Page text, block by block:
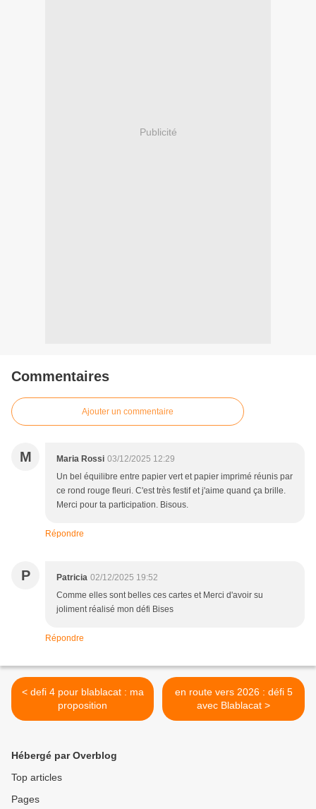
Publicité
Commentaires
Ajouter un commentaire
M Maria Rossi 03/12/2025 12:29
Un bel équilibre entre papier vert et papier imprimé réunis par
ce rond rouge fleuri. C'est très festif et j'aime quand ça brille.
Merci pour ta participation. Bisous.
Répondre
P Patricia 02/12/2025 19:52
Comme elles sont belles ces cartes et Merci d'avoir su
joliment réalisé mon défi Bises
Répondre
< defi 4 pour blablacat : ma
proposition
en route vers 2026 : défi 5
avec Blablacat >
Hébergé par Overblog
Top articles
Pages